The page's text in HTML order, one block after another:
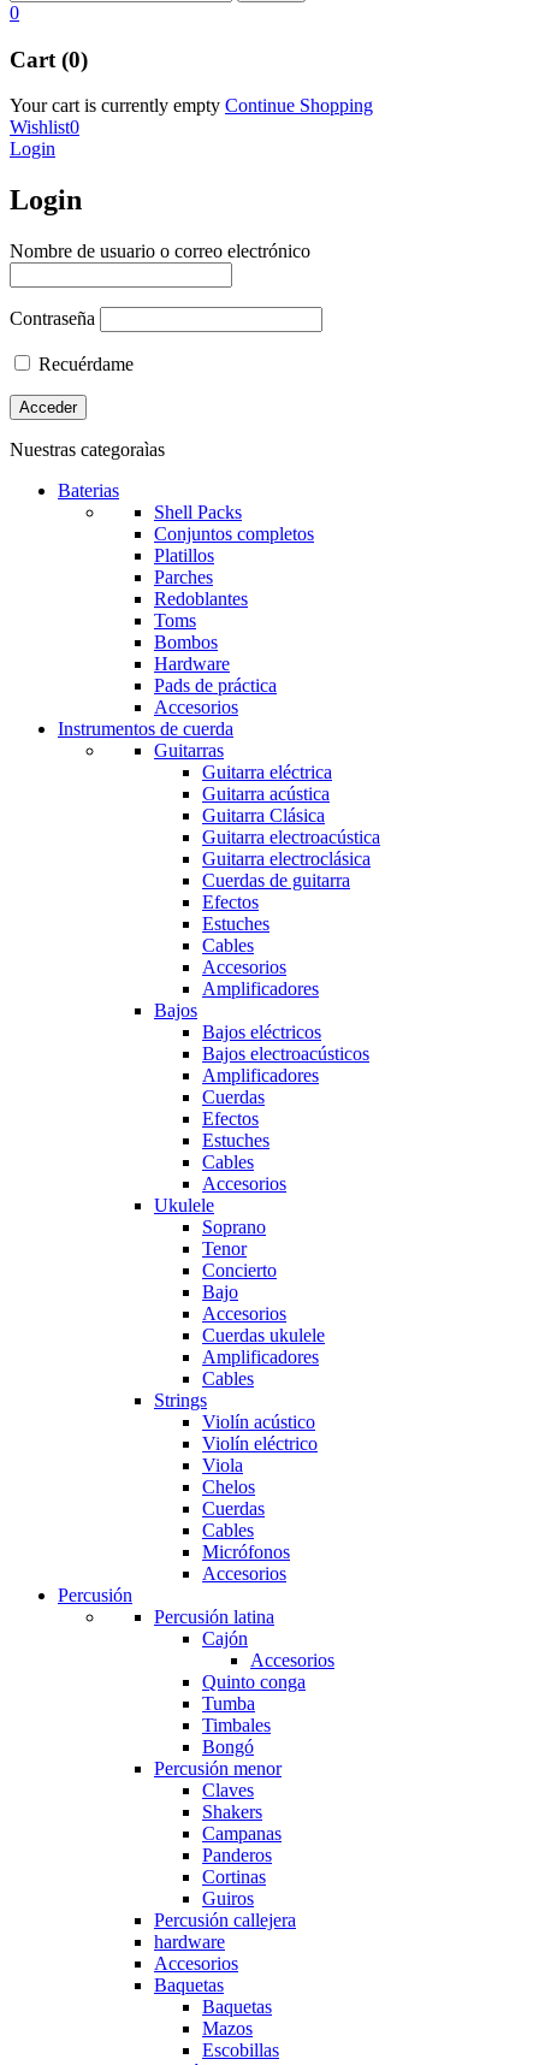
0
Cart (0)
Your cart is currently empty Continue Shopping
Wishlist0
Login
Login
Nombre de usuario o correo electrónico
Contraseña
Recuérdame
Nuestras categoraìas
Baterias
Shell Packs
Conjuntos completos
Platillos
Parches
Redoblantes
Toms
Bombos
Hardware
Pads de práctica
Accesorios
Instrumentos de cuerda
Guitarras
Guitarra eléctrica
Guitarra acústica
Guitarra Clásica
Guitarra electroacústica
Guitarra electroclásica
Cuerdas de guitarra
Efectos
Estuches
Cables
Accesorios
Amplificadores
Bajos
Bajos eléctricos
Bajos electroacústicos
Amplificadores
Cuerdas
Efectos
Estuches
Cables
Accesorios
Ukulele
Soprano
Tenor
Concierto
Bajo
Accesorios
Cuerdas ukulele
Amplificadores
Cables
Strings
Violín acústico
Violín eléctrico
Viola
Chelos
Cuerdas
Cables
Micrófonos
Accesorios
Percusión
Percusión latina
Cajón
Accesorios
Quinto conga
Tumba
Timbales
Bongó
Percusión menor
Claves
Shakers
Campanas
Panderos
Cortinas
Guiros
Percusión callejera
hardware
Accesorios
Baquetas
Baquetas
Mazos
Escobillas